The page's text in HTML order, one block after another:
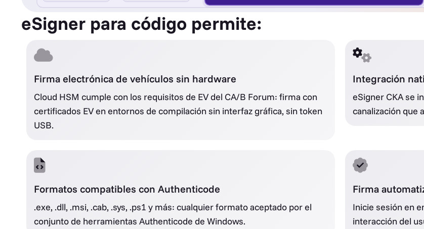
eSigner para código permite:
Firma electrónica de vehículos sin hardware
Cloud HSM cumple con los requisitos de EV del CA/B Forum: firma con
certificados EV en entornos de compilación sin interfaz gráfica, sin token
USB.
Integración
eSigner CKA se
canalización que
Formatos compatibles con Authenticode
.exe, .dll, .msi, .cab, .sys, .ps1 y más: cualquier formato aceptado por el
conjunto de herramientas Authenticode de Windows.
Firma
Inicie sesión en
interacción del